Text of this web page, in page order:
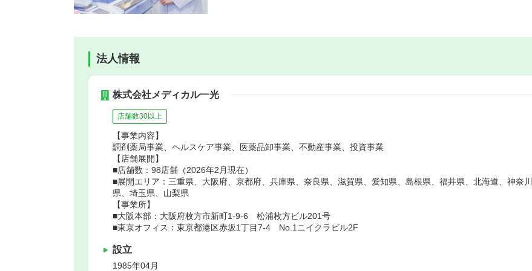
法人情報
株式会社メディカル一光
店舗数30以上
【事業内容】
調剤薬局事業、ヘルスケア事業、医薬品卸事業、不動産事業、投資事業
【店舗展開】
■店舗数：98店舗（2026年2月現在）
■展開エリア：三重県、大阪府、京都府、兵庫県、奈良県、滋賀県、愛知県、島根県、福井県、北海道、神奈川
県、埼玉県、山梨県
【事業所】
■大阪本部：大阪府枚方市新町1-9-6 松浦枚方ビル201号
■東京オフィス：東京都港区赤坂1丁目7-4 No.1ニイクラビル2F
設立
1985年04月